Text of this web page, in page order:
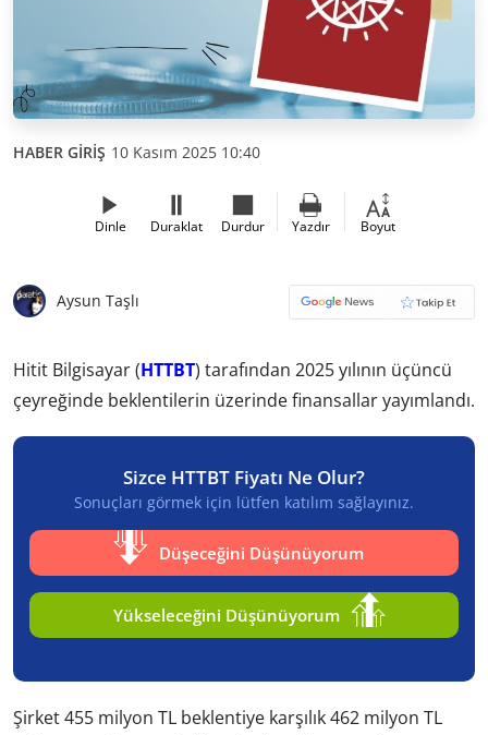
HABER GİRİŞ 10 Kasım 2025 10:40
Dinle Duraklat Durdur Yazdır Boyut
Aysun Taşlı
Hitit Bilgisayar (HTTBT) tarafından 2025 yılının üçüncü
çeyreğinde beklentilerin üzerinde finansallar yayımlandı.
Sizce HTTBT Fiyatı Ne Olur?
Sonuçları görmek için lütfen katılım sağlayınız.
Düşeceğini Düşünüyorum
Yükseleceğini Düşünüyorum
Şirket 455 milyon TL beklentiye karşılık 462 milyon TL